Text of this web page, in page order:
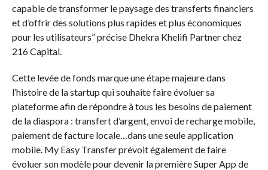
capable de transformer le paysage des transferts financiers
et d’offrir des solutions plus rapides et plus économiques
pour les utilisateurs” précise Dhekra Khelifi Partner chez
216 Capital.
Cette levée de fonds marque une étape majeure dans
l’histoire de la startup qui souhaite faire évoluer sa
plateforme afin de répondre à tous les besoins de paiement
de la diaspora : transfert d’argent, envoi de recharge mobile,
paiement de facture locale…dans une seule application
mobile. My Easy Transfer prévoit également de faire
évoluer son modèle pour devenir la première Super App de